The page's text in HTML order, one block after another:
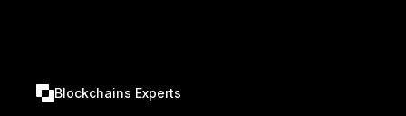
Blockchains Experts